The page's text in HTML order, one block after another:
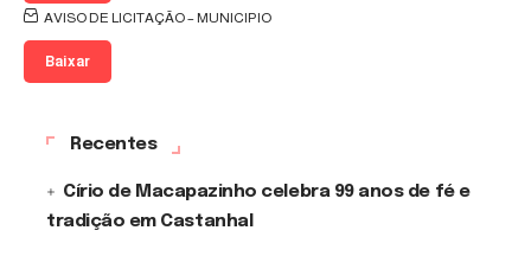
AVISO DE LICITAÇÃO – MUNICIPIO
Baixar
Recentes
Círio de Macapazinho celebra 99 anos de fé e
tradição em Castanhal